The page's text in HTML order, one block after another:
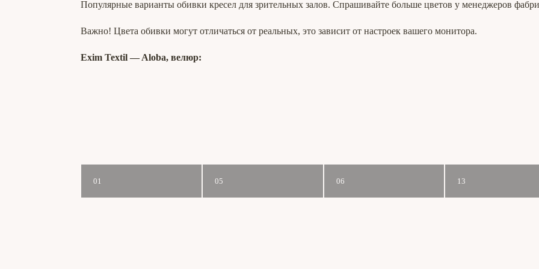
Популярные варианты обивки кресел для зрительных залов. Спрашивайте больше цветов у менеджеров
Важно! Цвета обивки могут отличаться от реальных, это зависит от настроек вашего монитора.
Exim Textil ― Aloba, велюр:
01 05 06 13